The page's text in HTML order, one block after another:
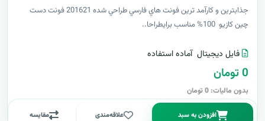
جذابترين و کارآمد ترين فونت هاي فارسي طراحي شده 201621 فونت دست
چين کازيو 100% مناسب برايطراحا..
فایل دیجیتال آماده استفاده
0 تومان
بدون مالیات: 0 تومان
افزودن به سبد علاقه‌مندی مقایسه